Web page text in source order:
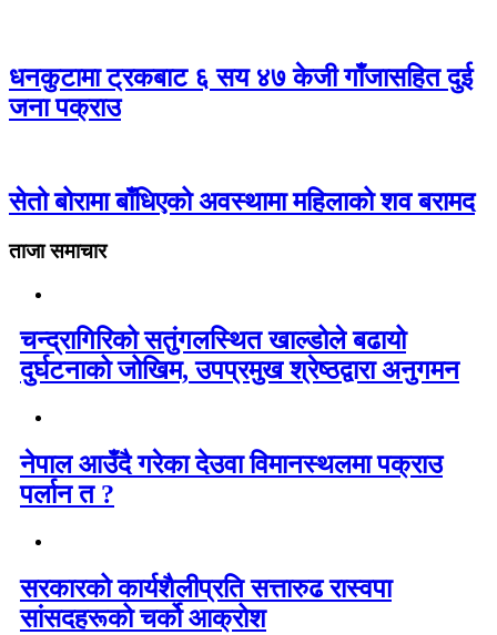
धनकुटामा ट्रकबाट ६ सय ४७ केजी गाँजासहित दुई
जना पक्राउ
सेतो बोरामा बाँधिएको अवस्थामा महिलाको शव बरामद
ताजा समाचार
चन्द्रागिरिको सतुंगलस्थित खाल्डोले बढायो
दुर्घटनाको जोखिम, उपप्रमुख श्रेष्ठद्वारा अनुगमन
नेपाल आउँदै गरेका देउवा विमानस्थलमा पक्राउ
पर्लान त ?
सरकारको कार्यशैलीप्रति सत्तारुढ रास्वपा
सांसदहरूको चर्को आक्रोश